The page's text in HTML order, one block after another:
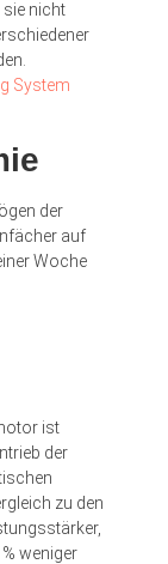
sie nicht
System
der
auf
Woche
ist
der
zu den
weniger